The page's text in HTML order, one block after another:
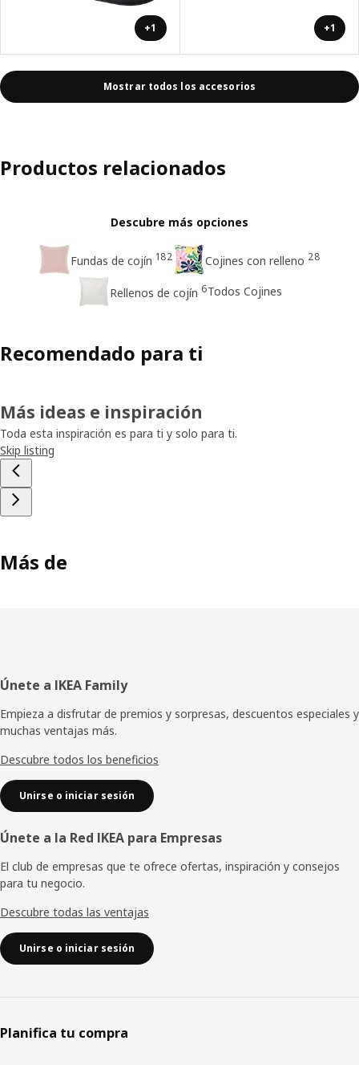
+1 +1
Mostrar todos los accesorios
Productos relacionados
Descubre más opciones
Fundas de cojín 182 Cojines con relleno 28
Rellenos de cojín 6Todos Cojines
Recomendado para ti
Más ideas e inspiración
Toda esta inspiración es para ti y solo para ti.
Skip listing
Más de
Pie
de
página
Únete a IKEA Family
Empieza a disfrutar de premios y sorpresas, descuentos especiales y
muchas ventajas más.
Descubre todos los beneficios
Unirse o iniciar sesión
Únete a la Red IKEA para Empresas
El club de empresas que te ofrece ofertas, inspiración y consejos
para tu negocio.
Descubre todas las ventajas
Unirse o iniciar sesión
Planifica tu compra